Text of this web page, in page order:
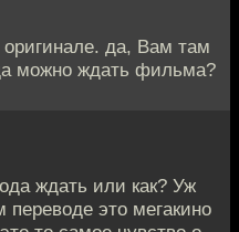
да, Вам там
можно ждать фильма?
ждать или как? Уж
переводе это мегакино